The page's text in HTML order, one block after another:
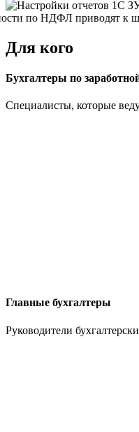
по НДФЛ приводят к
Для кого
Бухгалтеры по
Специалисты, которые
Главные бухгалтеры
Руководители